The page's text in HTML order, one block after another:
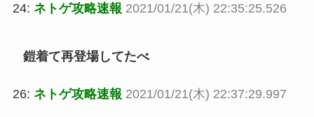
24: ネトゲ攻略速報 2021/01/21(木) 22:35:25.526
鎧着て再登場してたべ
26: ネトゲ攻略速報 2021/01/21(木) 22:37:29.997